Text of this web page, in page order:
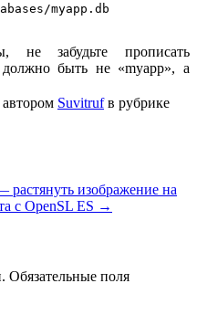
myapp.db
не забудьте прописать
быть не «myapp», а
автором Suvitrufв рубрике
изображение на
с OpenSL ES →
Обязательные поля